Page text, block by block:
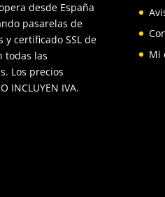
opera desde España
pasarelas de
y certificado SSL de
todas las
Los precios
INCLUYEN IVA.
Mi